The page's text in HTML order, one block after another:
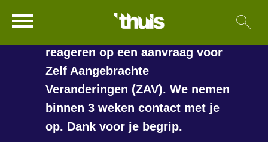
Naar hoofdinhoud
Naar hoofdnavigatiemenu
Naar zoeken
Naar de homepage
Ga naar Hoofd
langer duren voordat we
reageren op een aanvraag voor
Zelf Aangebrachte
Veranderingen (ZAV). We nemen
binnen 3 weken contact met je
op. Dank voor je begrip.